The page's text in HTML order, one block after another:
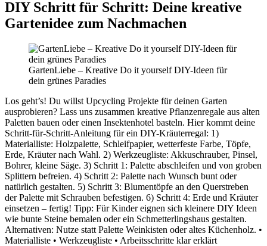
DIY Schritt für Schritt: Deine kreative
Gartenidee zum Nachmachen
GartenLiebe – Kreative Do it yourself DIY-Ideen für
dein grünes Paradies
Los geht’s! Du willst Upcycling Projekte für deinen Garten
ausprobieren? Lass uns zusammen kreative Pflanzenregale aus alten
Paletten bauen oder einen Insektenhotel basteln. Hier kommt deine
Schritt-für-Schritt-Anleitung für ein DIY-Kräuterregal: 1)
Materialliste: Holzpalette, Schleifpapier, wetterfeste Farbe, Töpfe,
Erde, Kräuter nach Wahl. 2) Werkzeugliste: Akkuschrauber, Pinsel,
Bohrer, kleine Säge. 3) Schritt 1: Palette abschleifen und von groben
Splittern befreien. 4) Schritt 2: Palette nach Wunsch bunt oder
natürlich gestalten. 5) Schritt 3: Blumentöpfe an den Querstreben
der Palette mit Schrauben befestigen. 6) Schritt 4: Erde und Kräuter
einsetzen – fertig! Tipp: Für Kinder eignen sich kleinere DIY Ideen
wie bunte Steine bemalen oder ein Schmetterlingshaus gestalten.
Alternativen: Nutze statt Palette Weinkisten oder altes Küchenholz. •
Materialliste • Werkzeugliste • Arbeitsschritte klar erklärt